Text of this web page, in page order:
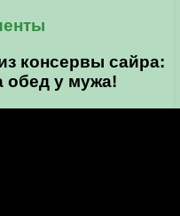
консервы сайра:
обед у мужа!